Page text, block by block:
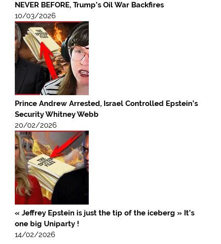
NEVER BEFORE, Trump’s Oil War Backfires
10/03/2026
Prince Andrew Arrested, Israel Controlled Epstein’s
Security Whitney Webb
20/02/2026
« Jeffrey Epstein is just the tip of the iceberg » It’s
one big Uniparty !
14/02/2026